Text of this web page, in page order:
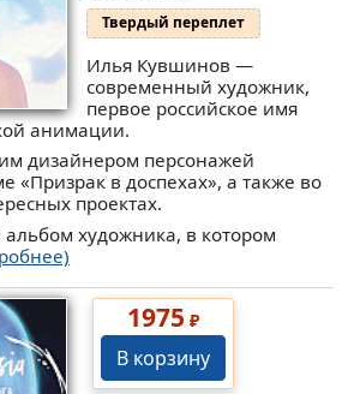
Твердый переплет
Илья Кувшинов —
современный художник,
первое российское имя
анимации.
дизайнером персонажей
«Призрак в доспехах», а также во
проектах.
художника, в котором
1975 ₽
В корзину